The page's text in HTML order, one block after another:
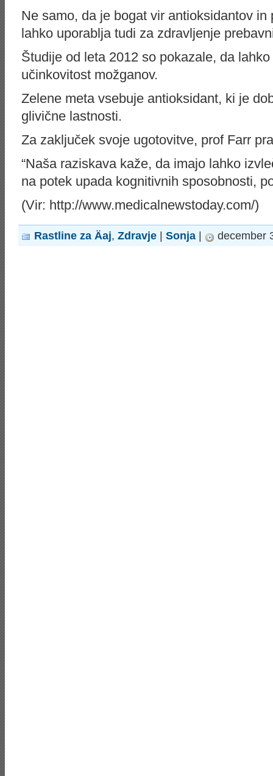
Ne samo, da je bogat vir antioksidantov
lahko uporablja tudi za zdravljenje
Študije od leta 2012 so pokazale, da
učinkovitost možganov.
Zelene meta vsebuje antioksidant, ki je
glivične lastnosti.
Za zaključek svoje ugotovitve, prof Farr
“Naša raziskava kaže, da imajo lahko
na potek upada kognitivnih sposobnosti,
(Vir: http://www.medicalnewstoday.com/)
Rastline za Äaj, Zdravje Sonja december